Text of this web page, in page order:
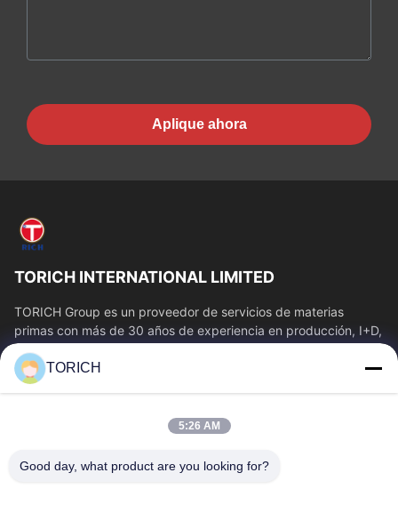
Aplique ahora
TORICH INTERNATIONAL LIMITED
TORICH Group es un proveedor de servicios de materias
primas con más de 30 años de experiencia en producción, I+D,
comercio, almacenamiento y...
Enlaces Rápidos
Sobre Nosotros
Visita A La Fábrica
Control De Calidad
TORICH
5:26 AM
Good day, what product are you looking for?